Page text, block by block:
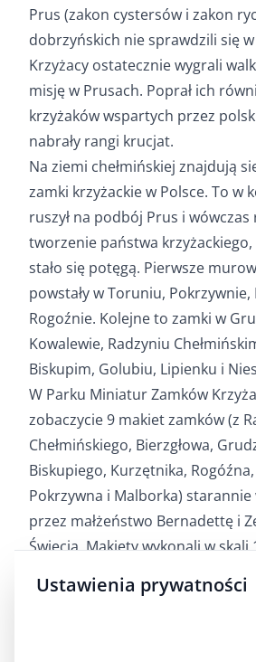
Prus (zakon cystersów i zakon
dobrzyńskich nie sprawdzili się
Krzyżacy ostatecznie wygrali
misję w Prusach. Poprał ich
krzyżaków wspartych przez
nabrały rangi krucjat.
Na ziemi chełmińskiej znajdują
zamki krzyżackie w Polsce. To w
ruszył na podbój Prus i wówczas
tworzenie państwa
stało się potęgą. Pierwsze
powstały w Toruniu, Pokrzywnie,
Rogoźnie. Kolejne to zamki w
Kowalewie, Radzyniu
Biskupim, Golubiu, Lipienku i
W Parku Miniatur Zamków
zobaczycie 9 makiet zamków (z
Chełmińskiego, Bierzgłowa,
Biskupiego, Kurzętnika,
Pokrzywna i Malborka) starannie
przez małżeństwo Bernadettę i
Świecia. Makiety wykonali w skali
znajdują się tablice
Parku Miniatur Zamków
Ustawienia prywatności